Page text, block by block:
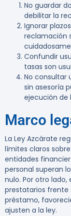
No guardar
debilitar la
Ignorar plazos
reclamación
Confundir
tasas son
No consultar
sin asesoría
ejecución de
Marco
La Ley Azcárate
límites claros
entidades
personal superan
nulo. Por otro
prestatarios frente
préstamo,
ajusten a la ley.